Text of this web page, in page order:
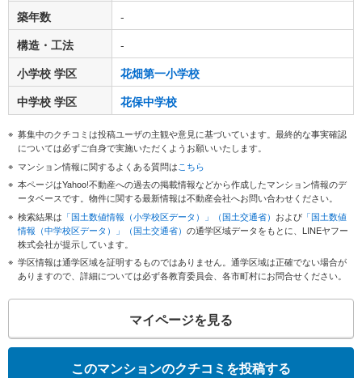
築年数
-
構造・工法
-
小学校 学区
花畑第一小学校
中学校 学区
花保中学校
募集中のクチコミは投稿ユーザの主観や意見に基づいています。最終的な事実確認
については必ずご自身で実施いただくようお願いいたします。
マンション情報に関するよくある質問はこちら
本ページはYahoo!不動産への過去の掲載情報などから作成したマンション情報のデ
ータベースです。物件に関する最新情報は不動産会社へお問い合わせください。
検索結果は 「国土数値情報（小学校区データ）」（国土交通省） および 「国土数値
情報（中学校区データ）」（国土交通省） の通学区域データをもとに、LINEヤフー
株式会社が提示しています。
学区情報は通学区域を証明するものではありません。通学区域は正確でない場合が
ありますので、詳細については必ず各教育委員会、各市町村にお問合せください。
マイページを見る
このマンションのクチコミを投稿する